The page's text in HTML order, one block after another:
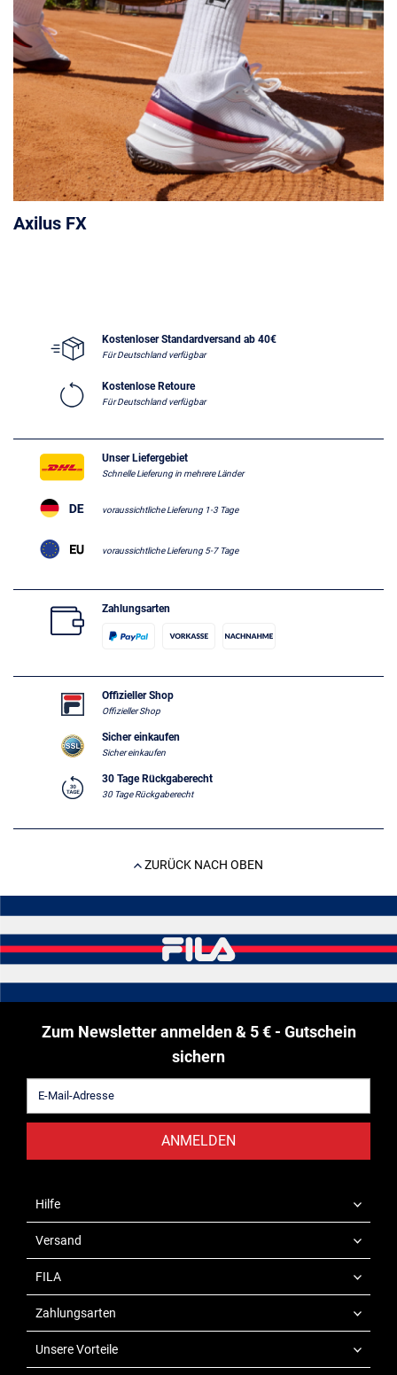
Axilus FX
Kostenloser Standardversand ab 40€
Für Deutschland verfügbar
Kostenlose Retoure
Für Deutschland verfügbar
Unser Liefergebiet
Schnelle Lieferung in mehrere Länder
voraussichtliche Lieferung 1-3 Tage
voraussichtliche Lieferung 5-7 Tage
Zahlungsarten
Offizieller Shop
Offizieller Shop
Sicher einkaufen
Sicher einkaufen
30 Tage Rückgaberecht
30 Tage Rückgaberecht
ZURÜCK NACH OBEN
Zum Newsletter anmelden & 5 € - Gutschein
sichern
ANMELDEN
Hilfe
Versand
FILA
Zahlungsarten
Unsere Vorteile